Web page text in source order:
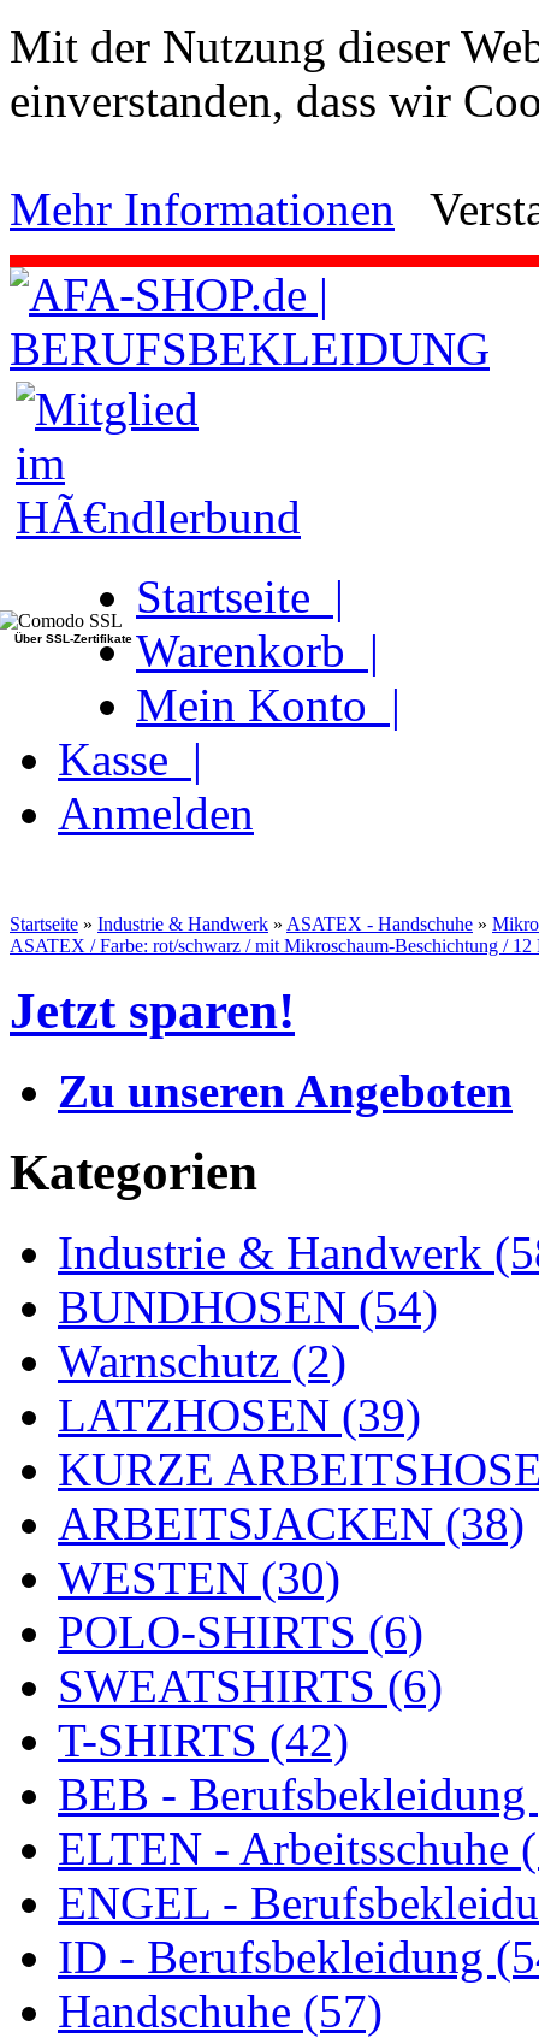
Mit der Nutzung dieser
einverstanden, dass wir
Mehr Informationen
.
Über SSL-Zertifikate
Startseite |
Warenkorb |
Mein Konto |
Kasse |
Anmelden
Startseite » Industrie & Handwerk » ASATEX - Handschuhe »
ASATEX / Farbe: rot/schwarz / mit Mikroschaum-Beschichtung / 12
Jetzt sparen!
Zu unseren Angeboten
Kategorien
Industrie & Handwerk
BUNDHOSEN (54)
Warnschutz (2)
LATZHOSEN (39)
KURZE
ARBEITSJACKEN (38)
WESTEN (30)
POLO-SHIRTS (6)
SWEATSHIRTS (6)
T-SHIRTS (42)
BEB - Berufsbekleidung
ELTEN - Arbeitsschuhe
ENGEL -
ID - Berufsbekleidung
Handschuhe (57)